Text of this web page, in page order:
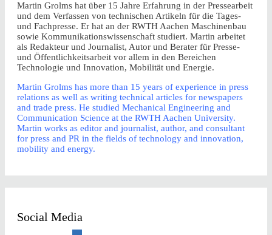
Martin Grolms hat über 15 Jahre Erfahrung in der Pressearbeit
und dem Verfassen von technischen Artikeln für die Tages-
und Fachpresse. Er hat an der RWTH Aachen Maschinenbau
sowie Kommunikationswissenschaft studiert. Martin arbeitet
als Redakteur und Journalist, Autor und Berater für Presse-
und Öffentlichkeitsarbeit vor allem in den Bereichen
Technologie und Innovation, Mobilität und Energie.
Martin Grolms has more than 15 years of experience in press
relations as well as writing technical articles for newspapers
and trade press. He studied Mechanical Engineering and
Communication Science at the RWTH Aachen University.
Martin works as editor and journalist, author, and consultant
for press and PR in the fields of technology and innovation,
mobility and energy.
Social Media